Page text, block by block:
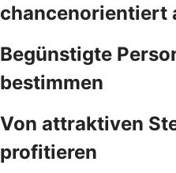
chancenorientiert
Begünstigte
bestimmen
Von attraktiven
profitieren